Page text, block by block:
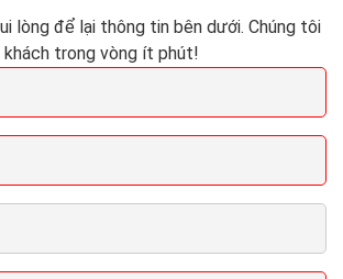
lòng để lại thông tin bên dưới. Chúng tôi
khách trong vòng ít phút!